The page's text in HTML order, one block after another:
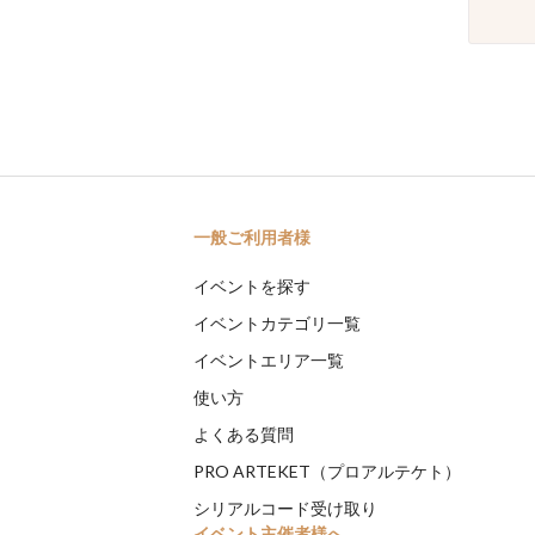
一般ご利用者様
イベントを探す
イベントカテゴリ一覧
イベントエリア一覧
使い方
よくある質問
PRO ARTEKET（プロアルテケト）
シリアルコード受け取り